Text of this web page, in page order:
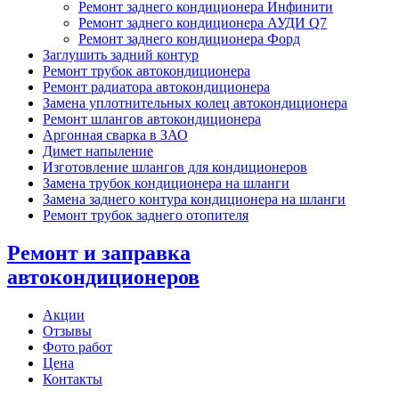
Ремонт заднего кондиционера Инфинити
Ремонт заднего кондиционера АУДИ Q7
Ремонт заднего кондиционера Форд
Заглушить задний контур
Ремонт трубок автокондиционера
Ремонт радиатора автокондиционера
Замена уплотнительных колец автокондиционера
Ремонт шлангов автокондиционера
Аргонная сварка в ЗАО
Димет напыление
Изготовление шлангов для кондиционеров
Замена трубок кондиционера на шланги
Замена заднего контура кондиционера на шланги
Ремонт трубок заднего отопителя
Ремонт и заправка
автокондиционеров
Акции
Отзывы
Фото работ
Цена
Контакты